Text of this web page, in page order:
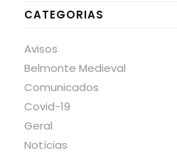
CATEGORIAS
Avisos
Belmonte Medieval
Comunicados
Covid-19
Geral
Notícias